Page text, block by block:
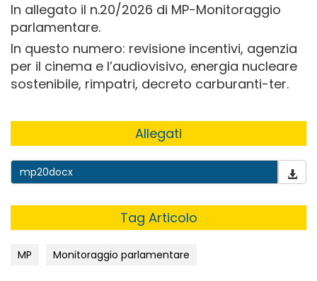
In allegato il n.20/2026 di MP-Monitoraggio
parlamentare.
In questo numero: revisione incentivi, agenzia
per il cinema e l’audiovisivo, energia nucleare
sostenibile, rimpatri, decreto carburanti-ter.
Allegati
mp20docx
Tag Articolo
MP Monitoraggio parlamentare